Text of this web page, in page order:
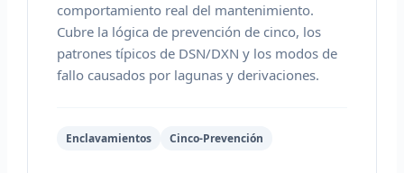
comportamiento real del mantenimiento.
Cubre la lógica de prevención de cinco, los
patrones típicos de DSN/DXN y los modos de
fallo causados por lagunas y derivaciones.
Enclavamientos Cinco-Prevención